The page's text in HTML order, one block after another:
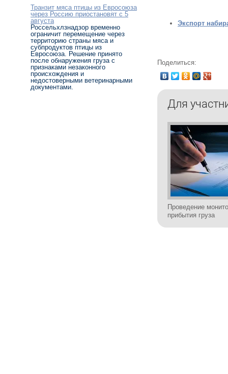
Экспорт
Поделиться:
Для
Проведение
прибытия груза
Транзит мяса птицы из Евросоюза
через Россию приостановят с 5
августа
Россельхлзнадзор временно
ограничит перемещение через
территорию страны мяса и
субпродуктов птицы из
Евросоюза. Решение принято
после обнаружения груза с
признаками незаконного
происхождения и
недостоверными ветеринарными
документами.